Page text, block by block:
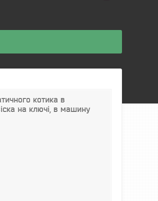
котика в
на ключі, в машину